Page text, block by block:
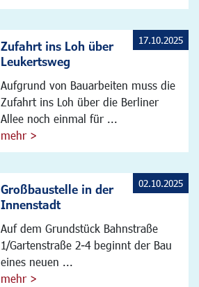
Zufahrt ins Loh über
Leukertsweg
Aufgrund von Bauarbeiten muss die
Zufahrt ins Loh über die Berliner
Allee noch einmal für ...
mehr >
17.10.2025
Großbaustelle in der
Innenstadt
Auf dem Grundstück Bahnstraße
1/Gartenstraße 2-4 beginnt der Bau
eines neuen ...
mehr >
02.10.2025